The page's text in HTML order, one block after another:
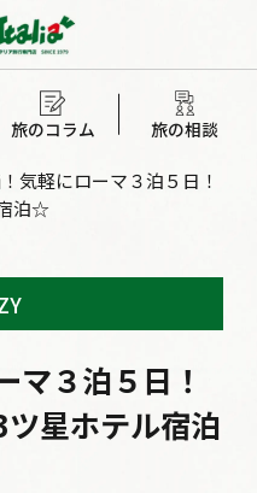
旅のコラム 旅の相談
気軽にローマ３泊５日！
泊☆
マ３泊５日！
星ホテル宿泊